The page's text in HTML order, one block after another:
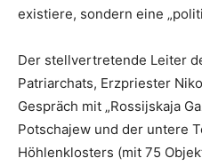
existiere, sondern eine
Der stellvertretende Leiter
Patriarchats, Erzpriester
Gespräch mit „Rossijskaja
Potschajew und der untere
Höhlenklosters (mit 75